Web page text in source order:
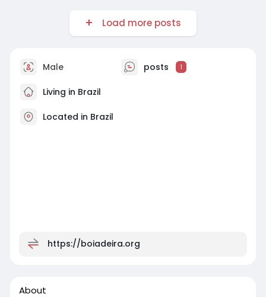
Load more posts
Male posts 1
Living in Brazil
Located in Brazil
https://boiadeira.org
About